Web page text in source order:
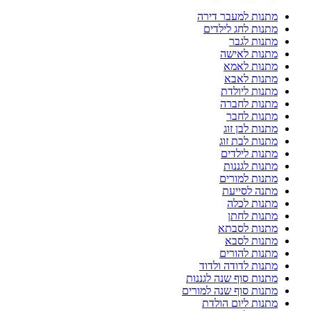
מתנות למעבר דירה
מתנות לחג לילדים
מתנות לגבר
מתנות לאישה
מתנות לאמא
מתנות לאבא
מתנות ליולדת
מתנות לחברה
מתנות לחבר
מתנות לבן זוג
מתנות לבת זוג
מתנות לילדים
מתנות לגננות
מתנות למורים
מתנה לסייעת
מתנות לכלה
מתנות לחתן
מתנות לסבתא
מתנות לסבא
מתנות להורים
מתנות לדודה ולדוד
מתנות סוף שנה לגננות
מתנות סוף שנה למורים
מתנות ליום הולדת